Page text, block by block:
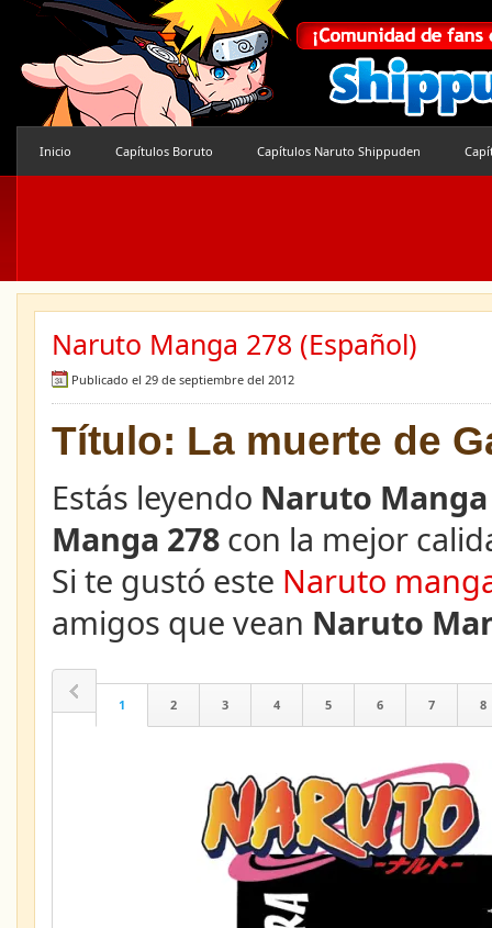
Inicio Capítulos Boruto Capítulos Naruto Shippuden
Naruto Manga 278 (Español)
Publicado el 29 de septiembre del 2012
Título: La muerte de
Estás leyendo Naruto Manga
Manga 278 con la mejor
Si te gustó este Naruto
amigos que vean Naruto
1 2 3 4 5 6 7 8